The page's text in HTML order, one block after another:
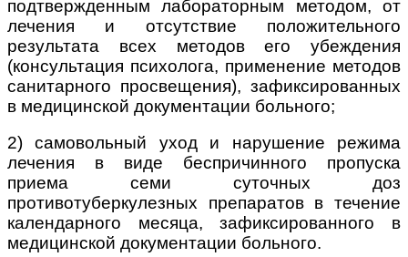
подтвержденным лабораторным методом, от
лечения и отсутствие положительного
результата всех методов его убеждения
(консультация психолога, применение методов
санитарного просвещения), зафиксированных
в медицинской документации больного;
2) самовольный уход и нарушение режима
лечения в виде беспричинного пропуска
приема семи суточных доз
противотуберкулезных препаратов в течение
календарного месяца, зафиксированного в
медицинской документации больного.